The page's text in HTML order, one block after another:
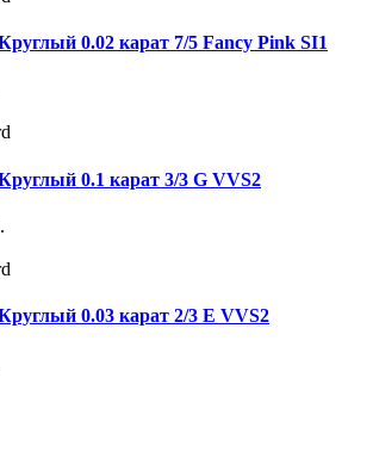
0.02 карат 7/5 Fancy Pink SI1
0.1 карат 3/3 G VVS2
0.03 карат 2/3 E VVS2